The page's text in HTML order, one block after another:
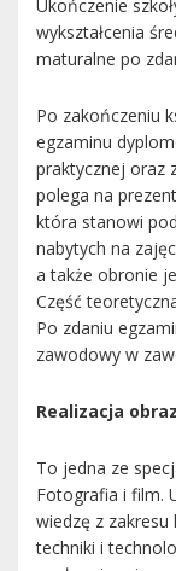
Ukończenie
wykształcenia
maturalne po
Po zakończeniu
egzaminu
praktycznej oraz
polega na
która stanowi
nabytych na
a także obronie
Część
Po zdaniu
zawodowy w
Realizacja
To jedna ze
Fotografia i film.
wiedzę z
techniki i